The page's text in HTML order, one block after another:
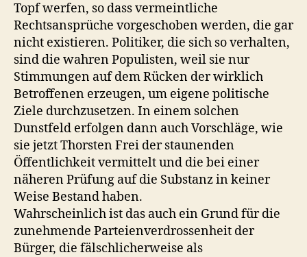
Topf werfen, so dass vermeintliche
Rechtsansprüche vorgeschoben werden, die gar
nicht existieren. Politiker, die sich so verhalten,
sind die wahren Populisten, weil sie nur
Stimmungen auf dem Rücken der wirklich
Betroffenen erzeugen, um eigene politische
Ziele durchzusetzen. In einem solchen
Dunstfeld erfolgen dann auch Vorschläge, wie
sie jetzt Thorsten Frei der staunenden
Öffentlichkeit vermittelt und die bei einer
näheren Prüfung auf die Substanz in keiner
Weise Bestand haben.
Wahrscheinlich ist das auch ein Grund für die
zunehmende Parteienverdrossenheit der
Bürger, die fälschlicherweise als